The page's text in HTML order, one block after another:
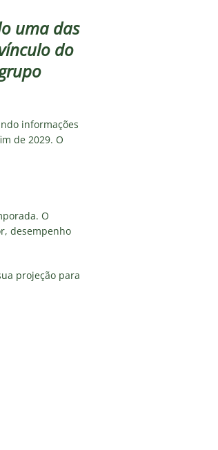
despede da Copa
Odds e
contra o Vasco
Odds e
uma das
do
informações
de 2029. O
O
desempenho
projeção para